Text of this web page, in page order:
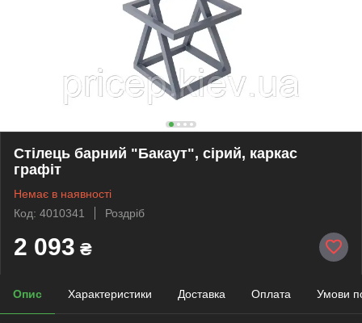
Стілець барний "Бакаут", сірий, каркас
графіт
Немає в наявності
Код: 4010341
Роздріб
2 093 ₴
Опис Характеристики Доставка Оплата Умови